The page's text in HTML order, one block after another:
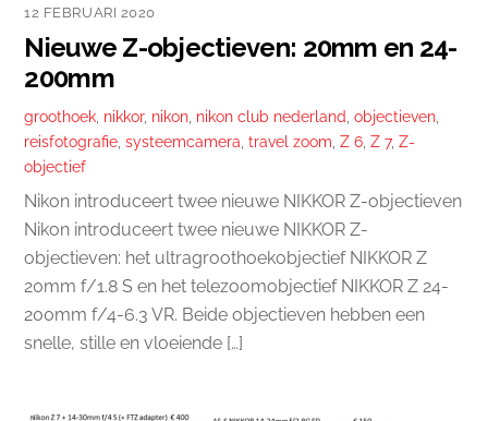
12 FEBRUARI 2020
Nieuwe Z-objectieven: 20mm en 24-
200mm
groothoek, nikkor, nikon, nikon club nederland,objectieven,
reisfotografie,systeemcamera,travel zoom,Z 6,Z 7,Z-
objectief
Nikon introduceert twee nieuwe NIKKOR Z-objectieven
Nikon introduceert twee nieuwe NIKKOR Z-
objectieven: het ultragroothoekobjectief NIKKOR Z
20mm f/1.8 S en het telezoomobjectief NIKKOR Z 24-
200mm f/4-6.3 VR. Beide objectieven hebben een
snelle, stille en vloeiende […]